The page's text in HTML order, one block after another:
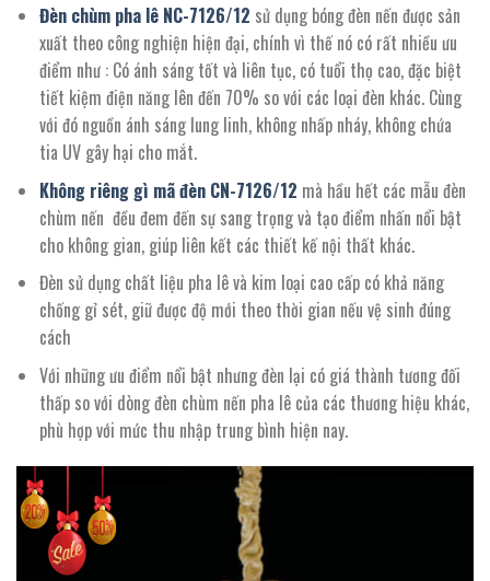
Đèn chùm pha lê NC-7126/12 sử dụng bóng đèn nến được sản
xuất theo công nghiện hiện đại, chính vì thế nó có rất nhiều ưu
điểm như : Có ánh sáng tốt và liên tục, có tuổi thọ cao, đặc biệt
tiết kiệm điện năng lên đến 70% so với các loại đèn khác. Cùng
với đó nguồn ánh sáng lung linh, không nhấp nháy, không chứa
tia UV gây hại cho mắt.
Không riêng gì mã đèn CN-7126/12 mà hầu hết các mẫu đèn
chùm nến đều đem đến sự sang trọng và tạo điểm nhấn nổi bật
cho không gian, giúp liên kết các thiết kế nội thất khác.
Đèn sử dụng chất liệu pha lê và kim loại cao cấp có khả năng
chống gỉ sét, giữ được độ mới theo thời gian nếu vệ sinh đúng
cách
Với những ưu điểm nổi bật nhưng đèn lại có giá thành tương đối
thấp so với dòng đèn chùm nến pha lê của các thương hiệu khác,
phù hợp với mức thu nhập trung bình hiện nay.